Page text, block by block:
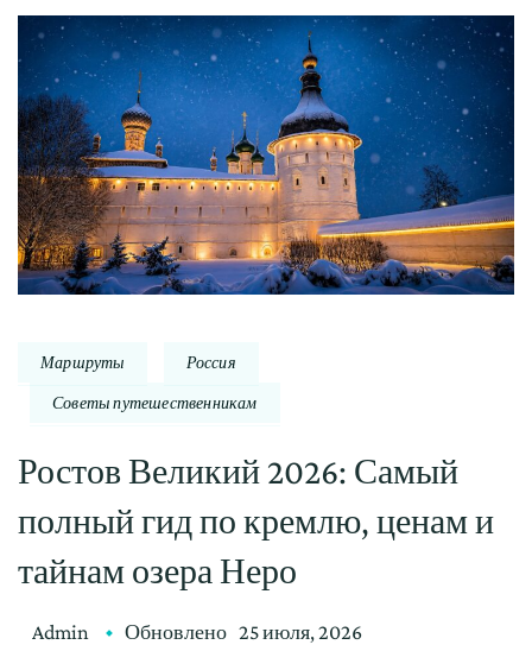
Маршруты Россия
Советы путешественникам
Ростов Великий 2026: Самый
полный гид по кремлю, ценам и
тайнам озера Неро
Admin Обновлено 25 июля, 2026